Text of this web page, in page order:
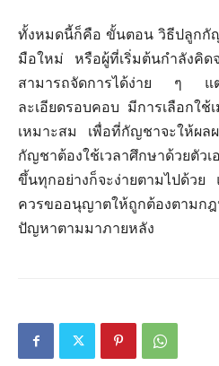
ทั้งหมดนี้ก็คือ ขั้นตอน วิธีปลูกกั
มือใหม่ หรือผู้ที่เริ่มต้นกำลังคิด
สามารถจัดการได้ง่าย ๆ แต่
ละเอียดรอบคอบ มีการเลือกใ
เหมาะสม เพื่อที่กัญชาจะให้ผ
กัญชาต้องใช้เวลาศึกษาด้วยตัว
ขึ้นทุกอย่างก็จะง่ายตามไปด้วย
ควรขออนุญาตให้ถูกต้องตามกฎ
ปัญหาตามมาภายหลัง